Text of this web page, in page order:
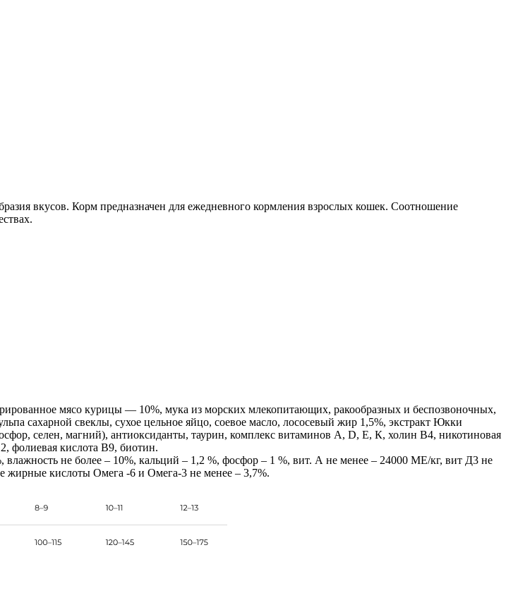
вкусов. Корм предназначен для ежедневного кормления взрослых кошек. Соотношение
мясо курицы — 10%, мука из морских млекопитающих, ракообразных и беспозвоночных,
сахарной свеклы, сухое цельное яйцо, соевое масло, лососевый жир 1,5%, экстракт Юкки
селен, магний), антиоксиданты, таурин, комплекс витаминов А, D, Е, К, холин В4, никотиновая
фолиевая кислота В9, биотин.
влажность не более – 10%, кальций – 1,2 %, фосфор – 1 %, вит. А не менее – 24000 МЕ/кг, вит Д3 не
жирные кислоты Омега -6 и Омега-3 не менее – 3,7%.